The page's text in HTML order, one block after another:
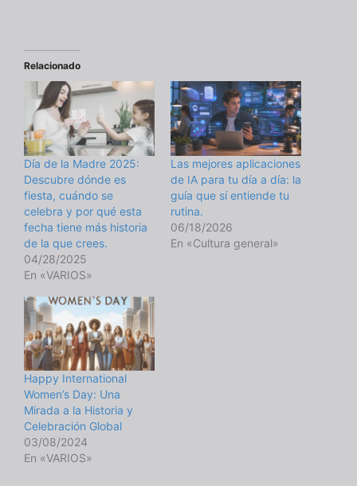
Relacionado
Día de la Madre 2025:
Descubre dónde es
fiesta, cuándo se
celebra y por qué esta
fecha tiene más historia
de la que crees.
04/28/2025
En «VARIOS»
Las mejores aplicaciones
de IA para tu día a día: la
guía que sí entiende tu
rutina.
06/18/2026
En «Cultura general»
Happy International
Women’s Day: Una
Mirada a la Historia y
Celebración Global
03/08/2024
En «VARIOS»